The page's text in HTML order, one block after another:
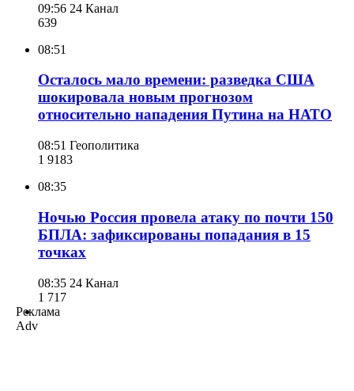
09:56 24 Канал
639
08:51
Осталось мало времени: разведка США
шокировала новым прогнозом
относительно нападения Путина на НАТО
08:51 Геополитика
1 9183
08:35
Ночью Россия провела атаку по почти 150
БПЛА: зафиксированы попадания в 15
точках
08:35 24 Канал
1 717
Реклама
Adv